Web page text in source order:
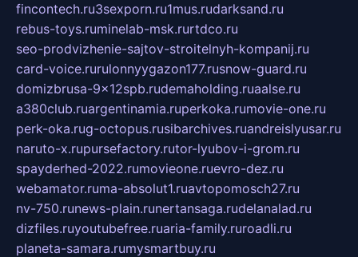
fincontech.ru3sexporn.ru1mus.rudarksand.ru
rebus-toys.ruminelab-msk.rurtdco.ru
seo-prodvizhenie-sajtov-stroitelnyh-kompanij.ru
card-voice.rurulonnyygazon177.rusnow-guard.ru
domizbrusa-9x12spb.rudemaholding.ruaalse.ru
a380club.ruargentinamia.ruperkoka.rumovie-one.ru
perk-oka.rug-octopus.rusibarchives.ruandreislyusar.ru
naruto-x.rupursefactory.rutor-lyubov-i-grom.ru
spayderhed-2022.rumovieone.ruevro-dez.ru
webamator.ruma-absolut1.ruavtopomosch27.ru
nv-750.runews-plain.runertansaga.rudelanalad.ru
dizfiles.ruyoutubefree.ruaria-family.ruroadli.ru
planeta-samara.rumysmartbuy.ru